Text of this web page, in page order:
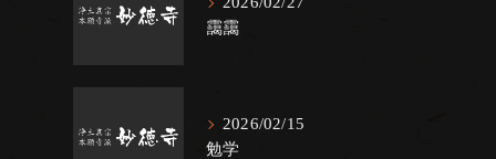
靄靄
2026/02/15
勉学